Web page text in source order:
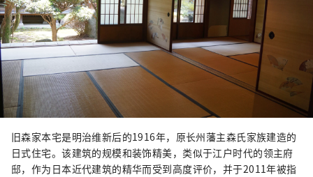
旧森家本宅是明治维新后的1916年，原长州藩主森氏家族建造的
日式住宅。该建筑的规模和装饰精美，类似于江户时代的领主府
邸，作为日本近代建筑的精华而受到高度评价，并于2011年被指